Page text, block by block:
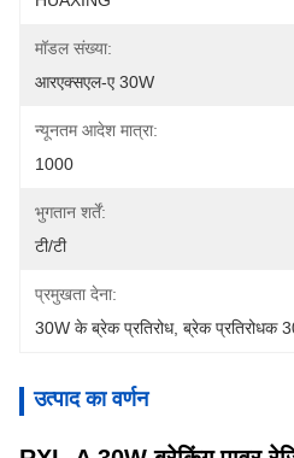
मॉडल संख्या:
आरएक्सएल-ए 30W
न्यूनतम आदेश मात्रा:
1000
भुगतान शर्तें:
टी/टी
प्रमुखता देना:
30W के ब्रेक प्रतिरोध, ब्रेक प्रतिरोधक
उत्पाद का वर्णन